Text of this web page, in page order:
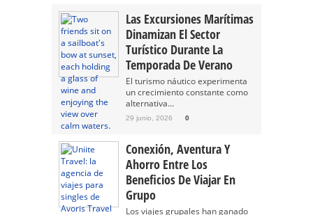
Las Excursiones Marítimas
Dinamizan El Sector
Turístico Durante La
Temporada De Verano
El turismo náutico experimenta
un crecimiento constante como
alternativa...
29 junio, 2026 0
Conexión, Aventura Y
Ahorro Entre Los
Beneficios De Viajar En
Grupo
Los viajes grupales han ganado